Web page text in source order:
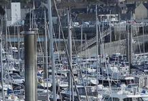
METEO CONSULT Marine
Briefings
FLASH INFO